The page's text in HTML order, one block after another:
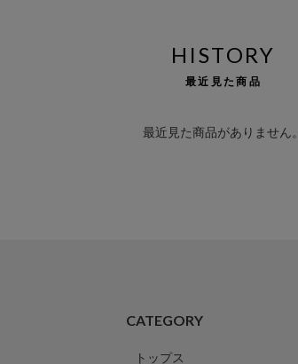
HISTORY
最近見た商品
最近見た商品がありません。
CATEGORY
トップス